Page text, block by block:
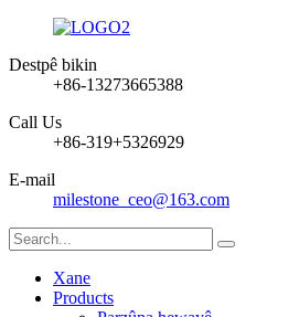
Destpê bikin
+86-13273665388
Call Us
+86-319+5326929
E-mail
milestone_ceo@163.com
Xane
Products